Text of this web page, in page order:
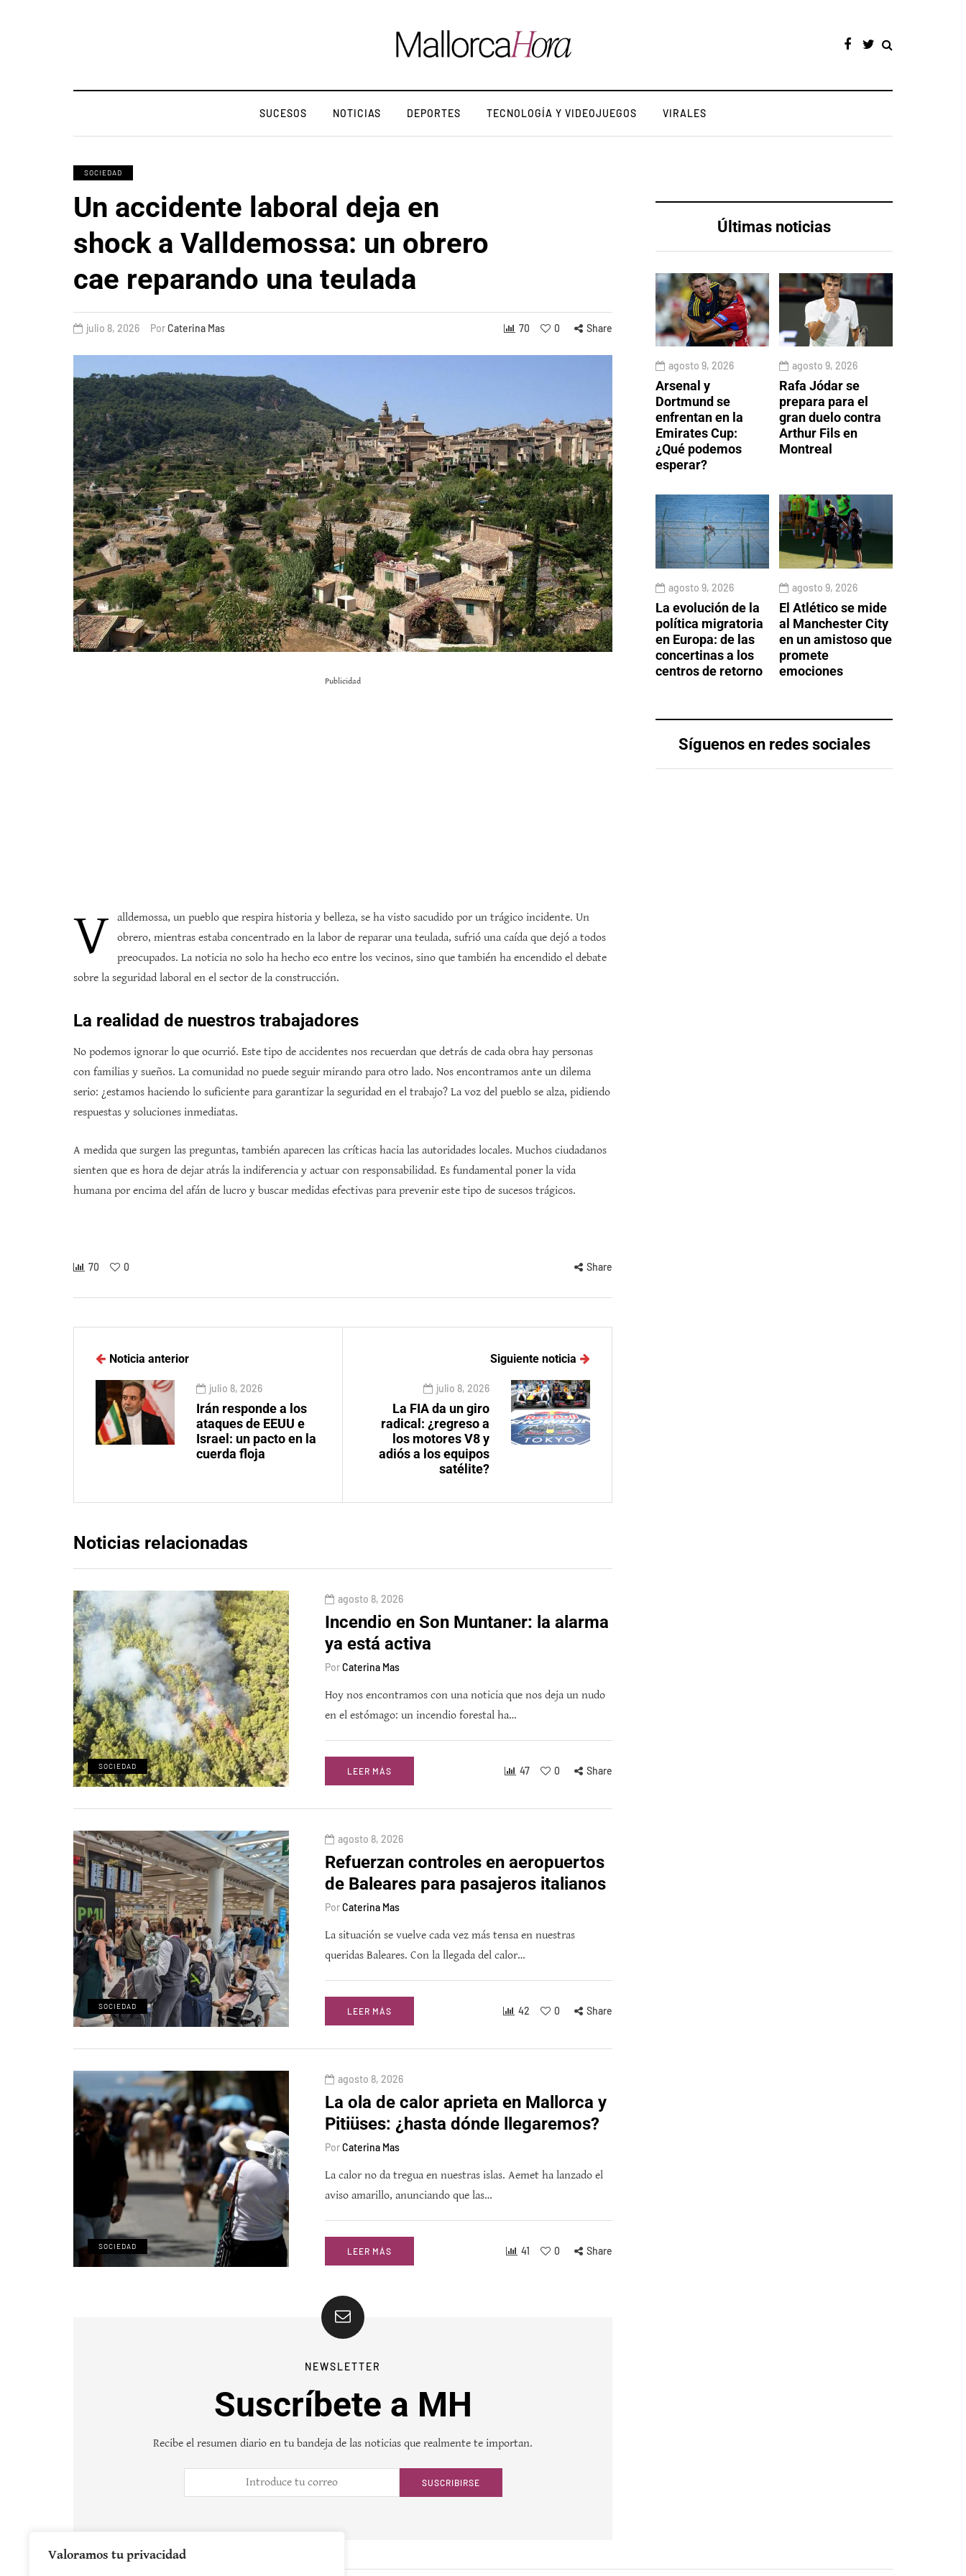
Valoramos tu privacidad
SUCESOS NOTICIAS DEPORTES TECNOLOGÍA Y VIDEOJUEGOS VIRALES
SOCIEDAD
Un accidente laboral deja en
shock a Valldemossa: un obrero
cae reparando una teulada
julio 8, 2026 PorCaterina Mas 70 0 Share
Publicidad
V alldemossa, un pueblo que respira historia y belleza, se ha visto sacudido por un trágico incidente. Un
obrero, mientras estaba concentrado en la labor de reparar una teulada, sufrió una caída que dejó a todos
preocupados. La noticia no solo ha hecho eco entre los vecinos, sino que también ha encendido el debate
sobre la seguridad laboral en el sector de la construcción.
La realidad de nuestros trabajadores
No podemos ignorar lo que ocurrió. Este tipo de accidentes nos recuerdan que detrás de cada obra hay personas
con familias y sueños. La comunidad no puede seguir mirando para otro lado. Nos encontramos ante un dilema
serio: ¿estamos haciendo lo suficiente para garantizar la seguridad en el trabajo? La voz del pueblo se alza, pidiendo
respuestas y soluciones inmediatas.
A medida que surgen las preguntas, también aparecen las críticas hacia las autoridades locales. Muchos ciudadanos
sienten que es hora de dejar atrás la indiferencia y actuar con responsabilidad. Es fundamental poner la vida
humana por encima del afán de lucro y buscar medidas efectivas para prevenir este tipo de sucesos trágicos.
70 0 Share
Últimas noticias
agosto 9, 2026
Arsenal y
Dortmund se
enfrentan en la
Emirates Cup:
¿Qué podemos
esperar?
agosto 9, 2026
Rafa Jódar se
prepara para el
gran duelo contra
Arthur Fils en
Montreal
agosto 9, 2026
La evolución de la
política migratoria
en Europa: de las
concertinas a los
centros de retorno
agosto 9, 2026
El Atlético se mide
al Manchester City
en un amistoso que
promete
emociones
Síguenos en redes sociales
Noticia anterior
julio 8, 2026
Irán responde a los
ataques de EEUU e
Israel: un pacto en la
cuerda floja
Siguiente noticia
julio 8, 2026
La FIA da un giro
radical: ¿regreso a
los motores V8 y
adiós a los equipos
satélite?
Noticias relacionadas
SOCIEDAD
agosto 8, 2026
Incendio en Son Muntaner: la alarma
ya está activa
PorCaterina Mas
Hoy nos encontramos con una noticia que nos deja un nudo
en el estómago: un incendio forestal ha…
LEER MÁS 47 0 Share
SOCIEDAD
agosto 8, 2026
Refuerzan controles en aeropuertos
de Baleares para pasajeros italianos
PorCaterina Mas
La situación se vuelve cada vez más tensa en nuestras
queridas Baleares. Con la llegada del calor…
LEER MÁS 42 0 Share
SOCIEDAD
agosto 8, 2026
La ola de calor aprieta en Mallorca y
Pitiüses: ¿hasta dónde llegaremos?
PorCaterina Mas
La calor no da tregua en nuestras islas. Aemet ha lanzado el
aviso amarillo, anunciando que las…
LEER MÁS 41 0 Share
NEWSLETTER
Suscríbete a MH
Recibe el resumen diario en tu bandeja de las noticias que realmente te importan.
SUSCRIBIRSE